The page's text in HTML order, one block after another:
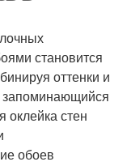
становится
оттенки и
запоминающийся
оклейка стен
обоев